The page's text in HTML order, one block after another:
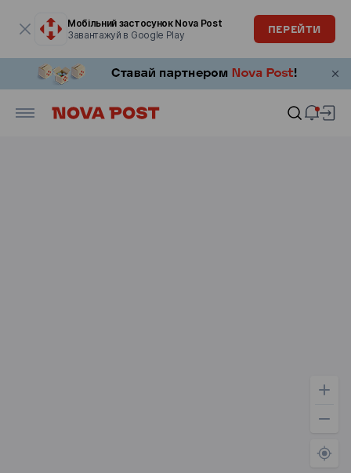
Мобільний застосунок Nova Post
Завантажуй в Google Play
ПЕРЕЙТИ